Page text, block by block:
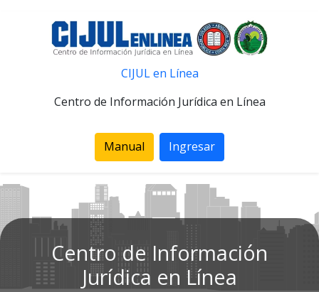
CIJUL en Línea
Centro de Información Jurídica en Línea
Manual Ingresar
Centro de Información
Jurídica en Línea